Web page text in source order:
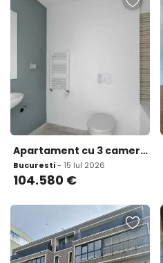
Apartament cu 3 camere The Suburb Buftea
Bucuresti- 15 Iul 2026
104.580 €